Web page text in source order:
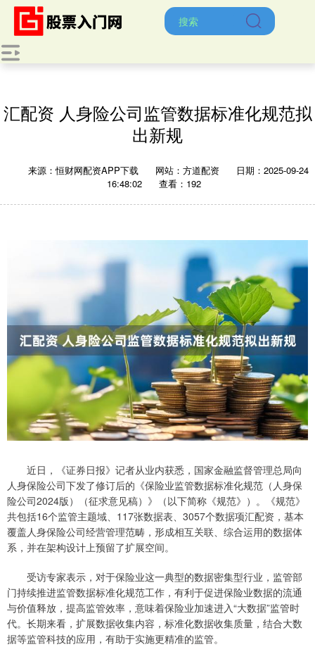
汇配资 人身险公司监管数据标准化规范拟
出新规
来源：恒财网配资APP下载 网站：方道配资
日期：2025-09-24
16:48:02
查看：192
近日，《证券日报》记者从业内获悉，国家金融监督管理总局向
人身保险公司下发了修订后的《保险业监管数据标准化规范（人身保
险公司2024版）（征求意见稿）》（以下简称《规范》）。《规范》
共包括16个监管主题域、117张数据表、3057个数据项汇配资，基本
覆盖人身保险公司经营管理范畴，形成相互关联、综合运用的数据体
系，并在架构设计上预留了扩展空间。
受访专家表示，对于保险业这一典型的数据密集型行业，监管部
门持续推进监管数据标准化规范工作，有利于促进保险业数据的流通
与价值释放，提高监管效率，意味着保险业加速进入“大数据”监管时
代。长期来看，扩展数据收集内容，标准化数据收集质量，结合大数
据等监管科技的应用，有助于实施更精准的监管。